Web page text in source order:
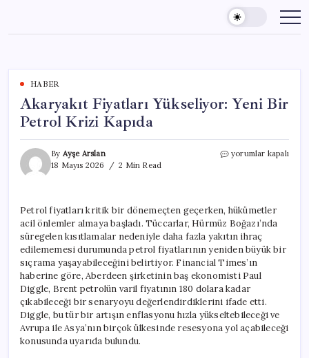
content
HABER
Akaryakıt Fiyatları Yükseliyor: Yeni Bir
Petrol Krizi Kapıda
By Ayşe Arslan
18 Mayıs 2026
2 Min Read
Akaryakıt
Petrol
Krizi
Kapıda
için
yorumlar kapalı
Petrol fiyatları kritik bir dönemeçten geçerken, hükümetler
acil önlemler almaya başladı. Tüccarlar, Hürmüz Boğazı’nda
süregelen kısıtlamalar nedeniyle daha fazla yakıtın ihraç
edilememesi durumunda petrol fiyatlarının yeniden büyük bir
sıçrama yaşayabileceğini belirtiyor. Financial Times’ın
haberine göre, Aberdeen şirketinin baş ekonomisti Paul
Diggle, Brent petrolün varil fiyatının 180 dolara kadar
çıkabileceği bir senaryoyu değerlendirdiklerini ifade etti.
Diggle, bu tür bir artışın enflasyonu hızla yükseltebileceği ve
Avrupa ile Asya’nın birçok ülkesinde resesyona yol açabileceği
konusunda uyarıda bulundu.